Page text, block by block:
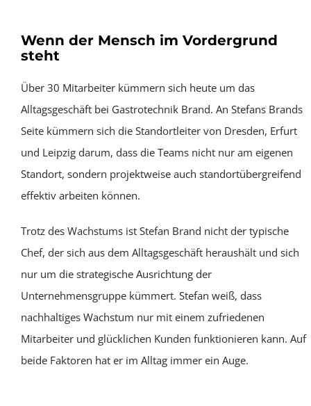
Wenn der Mensch im Vordergrund
steht
Über 30 Mitarbeiter kümmern sich heute um das
Alltagsgeschäft bei Gastrotechnik Brand. An Stefans Brands
Seite kümmern sich die Standortleiter von Dresden, Erfurt
und Leipzig darum, dass die Teams nicht nur am eigenen
Standort, sondern projektweise auch standortübergreifend
effektiv arbeiten können.
Trotz des Wachstums ist Stefan Brand nicht der typische
Chef, der sich aus dem Alltagsgeschäft heraushält und sich
nur um die strategische Ausrichtung der
Unternehmensgruppe kümmert. Stefan weiß, dass
nachhaltiges Wachstum nur mit einem zufriedenen
Mitarbeiter und glücklichen Kunden funktionieren kann. Auf
beide Faktoren hat er im Alltag immer ein Auge.